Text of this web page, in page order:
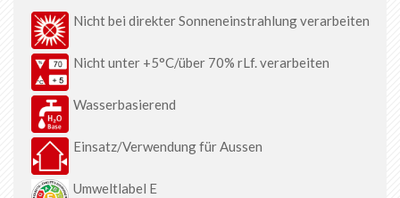
Nicht bei direkter Sonneneinstrahlung verarbeiten
Nicht unter +5°C/über 70% rLf. verarbeiten
Wasserbasierend
Einsatz/Verwendung für Aussen
Umweltlabel E